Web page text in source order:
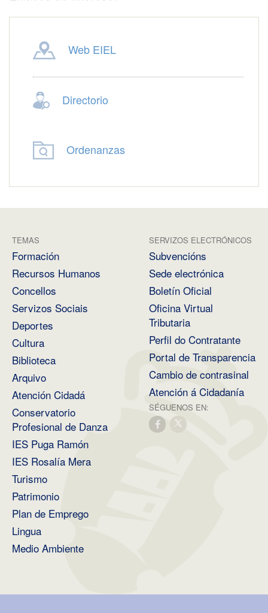
Web EIEL
Directorio
Ordenanzas
TEMAS
Formación
Recursos Humanos
Concellos
Servizos Sociais
Deportes
Cultura
Biblioteca
Arquivo
Atención Cidadá
Conservatorio
Profesional de Danza
IES Puga Ramón
IES Rosalía Mera
Turismo
Patrimonio
Plan de Emprego
Lingua
Medio Ambiente
SERVIZOS ELECTRÓNICOS
Subvencións
Sede electrónica
Boletín Oficial
Oficina Virtual
Tributaria
Perfil do Contratante
Portal de Transparencia
Cambio de contrasinal
Atención á Cidadanía
SÉGUENOS EN: